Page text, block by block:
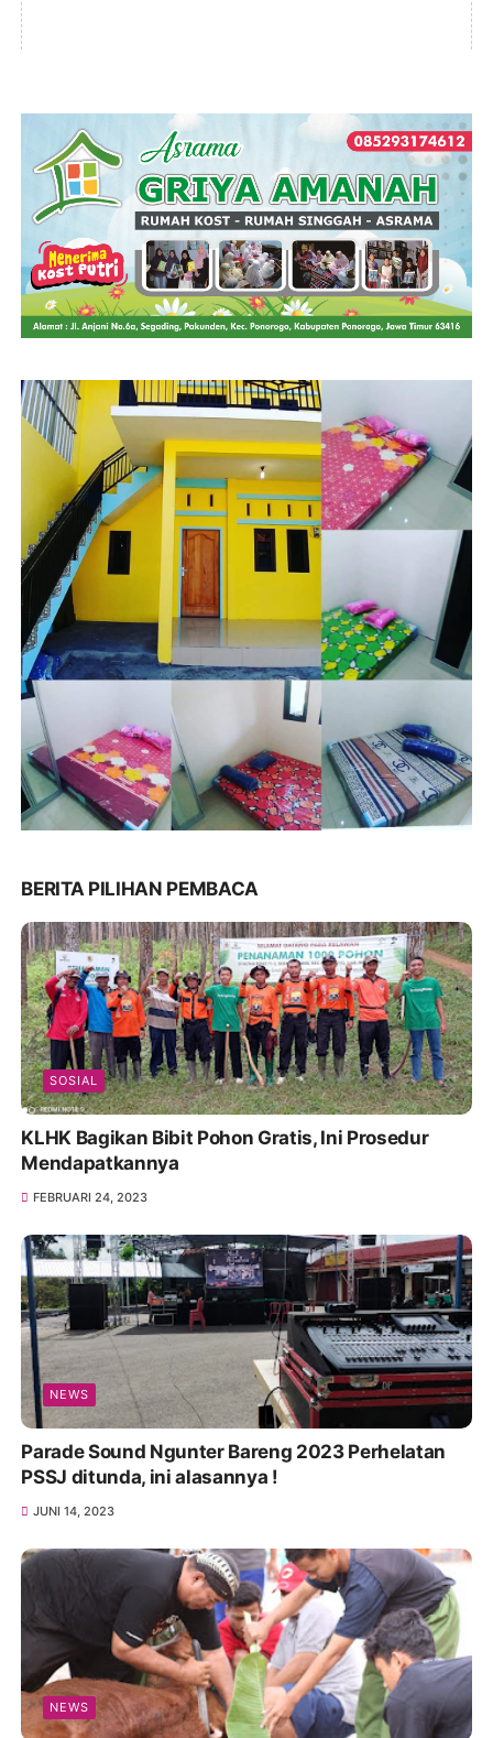
BERITA PILIHAN PEMBACA
SOSIAL
KLHK Bagikan Bibit Pohon Gratis, Ini Prosedur
Mendapatkannya
FEBRUARI 24, 2023
NEWS
Parade Sound Ngunter Bareng 2023 Perhelatan
PSSJ ditunda, ini alasannya !
JUNI 14, 2023
NEWS